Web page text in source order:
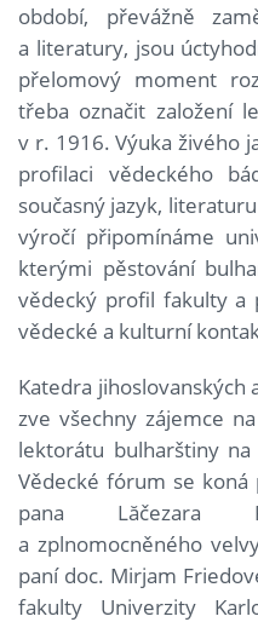
období, převážně
a literatury, jsou
přelomový moment
třeba označit založení
v r. 1916. Výuka živého
profilaci vědeckého
současný jazyk,
výročí připomínáme
kterými pěstování
vědecký profil fakulty a
vědecké a kulturní
Katedra jihoslovanských
zve všechny zájemce
lektorátu bulharštiny
Vědecké fórum se koná
pana Lăčezara
a zplnomocněného
paní doc. Mirjam
fakulty Univerzity